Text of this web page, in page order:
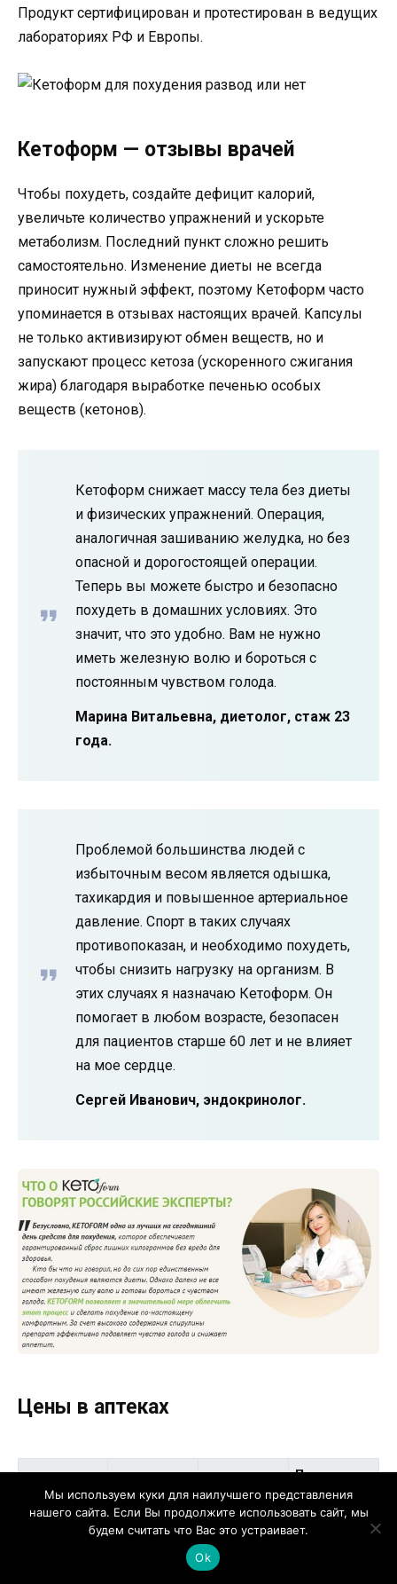
Продукт сертифицирован и протестирован в ведущих
лабораториях РФ и Европы.
Кетоформ — отзывы врачей
Чтобы похудеть, создайте дефицит калорий,
увеличьте количество упражнений и ускорьте
метаболизм. Последний пункт сложно решить
самостоятельно. Изменение диеты не всегда
приносит нужный эффект, поэтому Кетоформ часто
упоминается в отзывах настоящих врачей. Капсулы
не только активизируют обмен веществ, но и
запускают процесс кетоза (ускоренного сжигания
жира) благодаря выработке печенью особых
веществ (кетонов).
Кетоформ снижает массу тела без диеты
и физических упражнений. Операция,
аналогичная зашиванию желудка, но без
опасной и дорогостоящей операции.
Теперь вы можете быстро и безопасно
похудеть в домашних условиях. Это
значит, что это удобно. Вам не нужно
иметь железную волю и бороться с
постоянным чувством голода.
Марина Витальевна, диетолог, стаж 23
года.
Проблемой большинства людей с
избыточным весом является одышка,
тахикардия и повышенное артериальное
давление. Спорт в таких случаях
противопоказан, и необходимо похудеть,
чтобы снизить нагрузку на организм. В
этих случаях я назначаю Кетоформ. Он
помогает в любом возрасте, безопасен
для пациентов старше 60 лет и не влияет
на мое сердце.
Сергей Иванович, эндокринолог.
Цены в аптеках
Последняя
цена
Покровка
ул, 9с1,
Москва
Мы используем куки для наилучшего представления
нашего сайта. Если Вы продолжите использовать сайт, мы
будем считать что Вас это устраивает.
Ok